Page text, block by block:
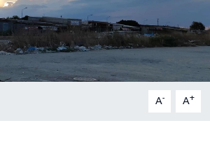
A- A+